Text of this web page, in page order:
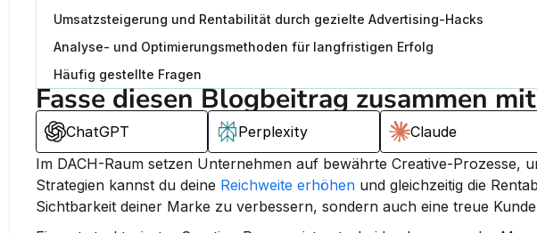
Umsatzsteigerung und Rentabilität durch gezielte Advertising-Hacks
Analyse- und Optimierungsmethoden für langfristigen Erfolg
Häufig gestellte Fragen
Fasse diesen Blogbeitrag zusammen
ChatGPT Perplexity Claude
Im DACH-Raum setzen Unternehmen auf bewährte Creative-Prozesse,
Strategien kannst du deine Reichweite erhöhen und gleichzeitig die
Sichtbarkeit deiner Marke zu verbessern, sondern auch eine treue